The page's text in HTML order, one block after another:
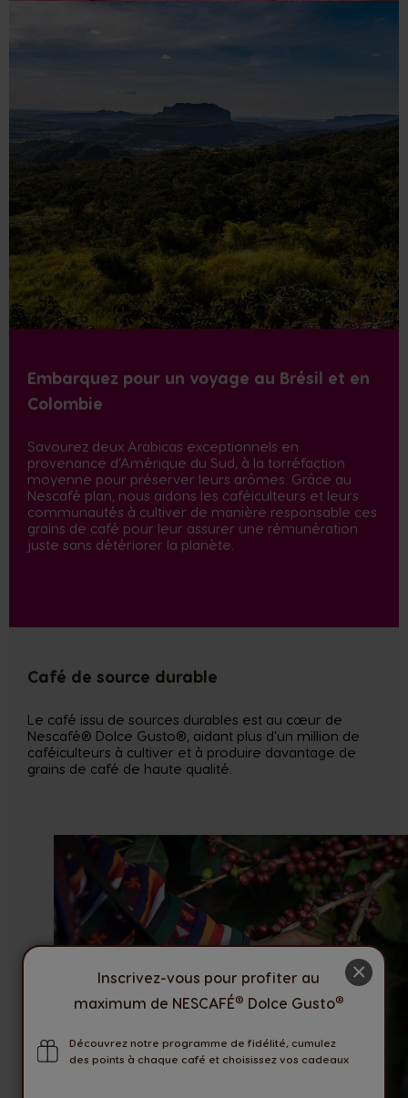
Embarquez pour un voyage au Brésil et en
Colombie
Savourez deux Arabicas exceptionnels en
provenance d’Amérique du Sud, à la torréfaction
moyenne pour préserver leurs arômes. Grâce au
Nescafé plan, nous aidons les caféiculteurs et leurs
communautés à cultiver de manière responsable ces
grains de café pour leur assurer une rémunération
juste sans détériorer la planète.
Café de source durable
Le café issu de sources durables est au cœur de
Nescafé® Dolce Gusto®, aidant plus d'un million de
caféiculteurs à cultiver et à produire davantage de
grains de café de haute qualité.
×
Inscrivez-vous pour profiter au
maximum de NESCAFÉ® Dolce Gusto®
Découvrez notre programme de fidélité, cumulez
des points à chaque café et choisissez vos cadeaux